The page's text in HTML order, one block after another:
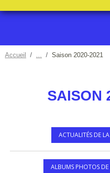
Accueil Saison 2020-2021
SAISON
ACTUALITÉS DE
ALBUMS PHOTOS